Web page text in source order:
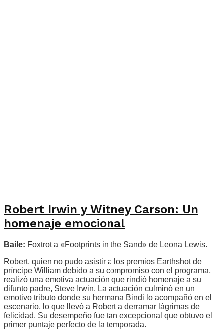
Robert Irwin y Witney Carson: Un
homenaje emocional
Baile: Foxtrot a «Footprints in the Sand» de Leona Lewis.
Robert, quien no pudo asistir a los premios Earthshot de
príncipe William debido a su compromiso con el programa,
realizó una emotiva actuación que rindió homenaje a su
difunto padre, Steve Irwin. La actuación culminó en un
emotivo tributo donde su hermana Bindi lo acompañó en el
escenario, lo que llevó a Robert a derramar lágrimas de
felicidad. Su desempeño fue tan excepcional que obtuvo el
primer puntaje perfecto de la temporada.